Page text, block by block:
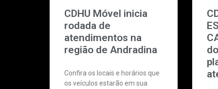
CDHU Móvel inicia
rodada de
atendimentos na
região de Andradina
Confira os locais e horários que
os veículos estarão em sua